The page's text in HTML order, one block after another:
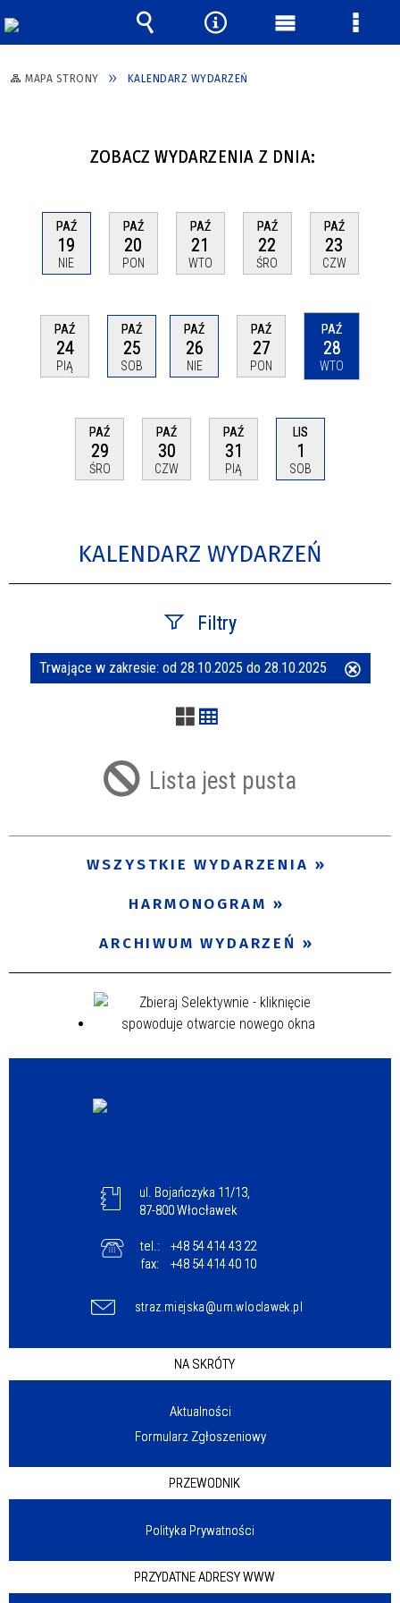
MAPA STRONY KALENDARZ WYDARZEŃ
ZOBACZ WYDARZENIA Z DNIA:
PAŹ
19
NIE
PAŹ
20
PON
PAŹ
21
WTO
PAŹ
22
ŚRO
PAŹ
23
CZW
PAŹ
24
PIĄ
PAŹ
25
SOB
PAŹ
26
NIE
PAŹ
27
PON
PAŹ
28
WTO
PAŹ
29
ŚRO
PAŹ
30
CZW
PAŹ
31
PIĄ
LIS
1
SOB
KALENDARZ WYDARZEŃ
Filtry
Szukana fraza
Trwające w zakresie: od 28.10.2025 do 28.10.2025
Lista jest pusta
WSZYSTKIE WYDARZENIA
HARMONOGRAM
ARCHIWUM WYDARZEŃ
ul. Bojańczyka 11/13,
87-800 Włocławek
tel.:
+48 54 414 43 22
fax:
+48 54 414 40 10
straz.miejska@um.wloclawek.pl
NA SKRÓTY
Aktualności
Formularz Zgłoszeniowy
PRZEWODNIK
Polityka Prywatności
PRZYDATNE ADRESY WWW
Wyszukiwarka
NarzędziaMenu
Menu